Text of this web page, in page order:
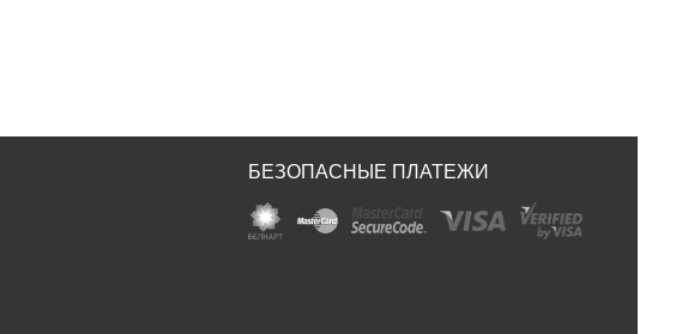
БЕЗОПАСНЫЕ ПЛАТЕЖИ